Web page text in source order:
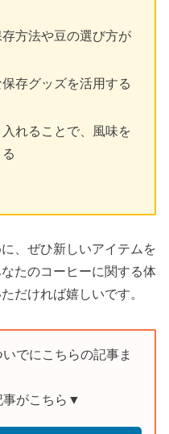
方法や豆の選び方が
存グッズを活用する
れることで、風味を
、ぜひ新しいアイテムを
たのコーヒーに関する体
だければ嬉しいです。
でにこちらの記事ま
事がこちら▼